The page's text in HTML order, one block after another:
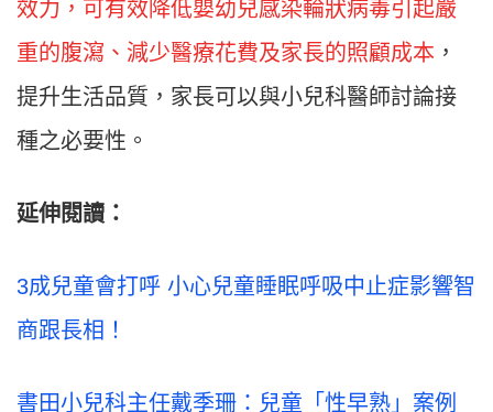
效力，可有效降低嬰幼兒感染輪狀病毒引起嚴
重的腹瀉、減少醫療花費及家長的照顧成本 ，
提升生活品質，家長可以與小兒科醫師討論接
種之必要性。
延伸閱讀：
3成兒童會打呼 小心兒童睡眠呼吸中止症影響智
商跟長相！
書田小兒科主任戴季珊：兒童「性早熟」案例